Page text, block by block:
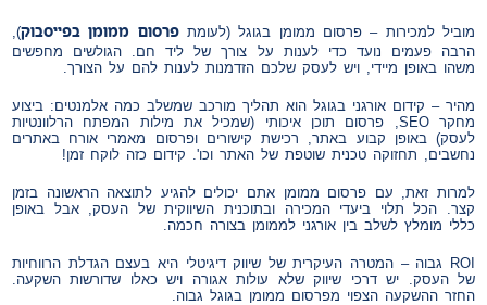
מוביל למכירות – פרסום ממומן בגוגל (לעומתפרסום ממומן בפייסבוק),
הרבה פעמים נועד כדי לענות על צורך של ליד חם. הגולשים מחפשים
משהו באופן מיידי, ויש לעסק שלכם הזדמנות לענות להם על הצורך.
מהיר – קידום אורגני בגוגל הוא תהליך מורכב שמשלב כמה אלמנטים: ביצוע
מחקר SEO, פרסום תוכן איכותי (שמכיל את מילות המפתח הרלוונטיות
לעסק) באופן קבוע באתר, רכישת קישורים ופרסום מאמרי אורח באתרים
נחשבים, תחזוקה טכנית שוטפת של האתר וכו'. קידום כזה לוקח זמן!
למרות זאת, עם פרסום ממומן אתם יכולים להגיע לתוצאה הראשונה בזמן
קצר. הכל תלוי ביעדי המכירה ובתוכנית השיווקית של העסק, אבל באופן
כללי מומלץ לשלב בין אורגני לממומן בצורה חכמה.
ROI גבוה – המטרה העיקרית של שיווק דיגיטלי היא בעצם הגדלת הרווחיות
של העסק. יש דרכי שיווק שלא עולות אגורה ויש כאלו שדורשות השקעה.
החזר ההשקעה הצפוי מפרסום ממומן בגוגל גבוה.